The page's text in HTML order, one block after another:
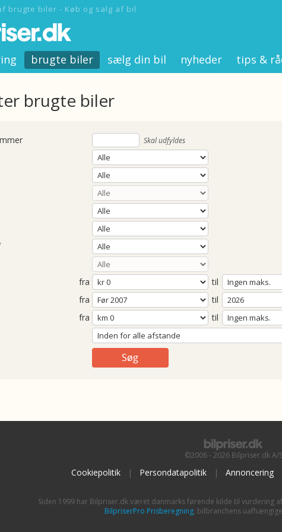
brugte biler - Køb og salg af bil
brugte biler sælg din bil nyheder tips &
brugte biler
Skal udfyldes
fra
til
fra
til
fra
til
©2006 - 2026 Bilpriser.dk A/S
Cookiepolitik | Persondatapolitik | Annoncering
Siden 1999 har Bilpriser.dk været danmarks førende kilde til vurdering
BilpriserPro Prisberegning, bilbranchens